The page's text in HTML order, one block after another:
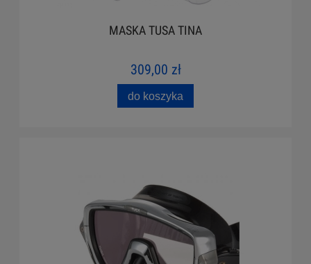
MASKA TUSA TINA
309,00 zł
do koszyka